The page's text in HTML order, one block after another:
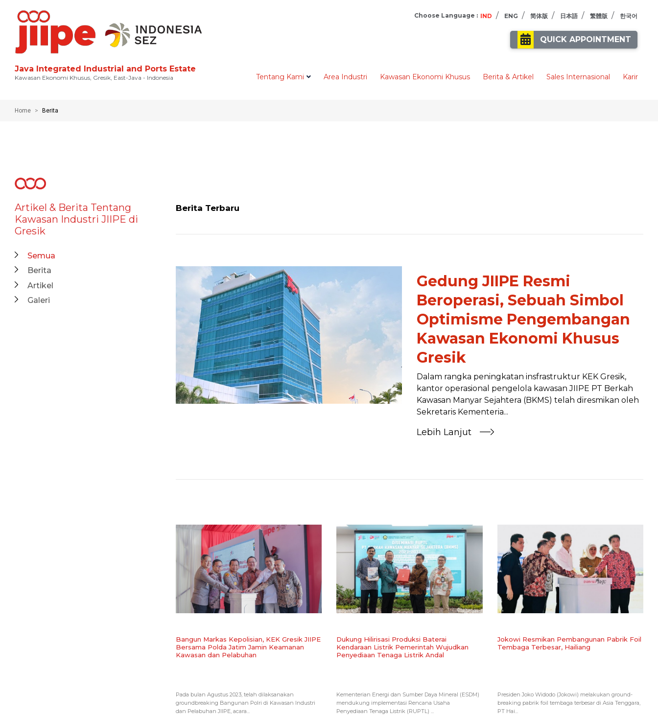
Choose Language : IND / ENG / 简体版 / 日本語 / 繁體版 / 한국어
QUICK APPOINTMENT
Java Integrated Industrial and Ports Estate
Kawasan Ekonomi Khusus, Gresik, East-Java - Indonesia Tentang Kami Area Industri Kawasan Ekonomi Khusus Berita & Artikel Sales Internasional Karir
Home Berita
Artikel & Berita Tentang
Kawasan Industri JIIPE di
Gresik
Semua
Berita
Artikel
Galeri
Berita Terbaru
Gedung JIIPE Resmi
Beroperasi, ​Sebuah Simbol
Optimisme Pengembangan
Kawasan Ekonomi Khusus
Gresik
Dalam rangka peningkatan insfrastruktur KEK Gresik,
kantor operasional pengelola kawasan JIIPE PT Berkah
Kawasan Manyar Sejahtera (BKMS) telah diresmikan oleh
Sekretaris Kementeria...
Lebih Lanjut
Bangun Markas Kepolisian, KEK Gresik JIIPE
Bersama Polda Jatim Jamin Keamanan
Kawasan dan Pelabuhan
Pada bulan Agustus 2023, telah dilaksanakan
groundbreaking Bangunan Polri di Kawasan Industri
dan Pelabuhan JIIPE, acara...
Dukung Hilirisasi Produksi Baterai
Kendaraan Listrik Pemerintah Wujudkan
Penyediaan Tenaga Listrik Andal
Kementerian Energi dan Sumber Daya Mineral (ESDM)
mendukung implementasi Rencana Usaha
Penyediaan Tenaga Listrik (RUPTL) ...
Jokowi Resmikan Pembangunan Pabrik Foil
Tembaga Terbesar, Hailiang
Presiden Joko Widodo (Jokowi) melakukan ground-
breaking pabrik foil tembaga terbesar di Asia Tenggara,
PT Hai...